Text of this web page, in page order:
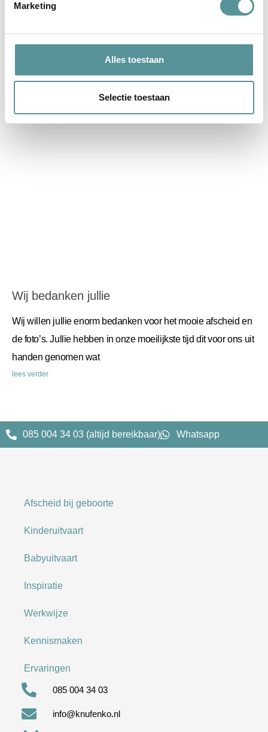
Marketing
Alles toestaan
Selectie toestaan
Niet in een crematorium
trots kunnen terugkijken op de uitvaart van onze zoon. Toen
we van hen hoorden dat
Wij bedanken jullie
Wij willen jullie enorm bedanken voor het mooie afscheid en
de foto’s. Jullie hebben in onze moeilijkste tijd dit voor ons uit
handen genomen wat
lees verder
085 004 34 03 (altijd bereikbaar) Whatsapp
Afscheid bij geboorte
Kinderuitvaart
Babyuitvaart
Inspiratie
Werkwijze
Kennismaken
Ervaringen
085 004 34 03
info@knufenko.nl